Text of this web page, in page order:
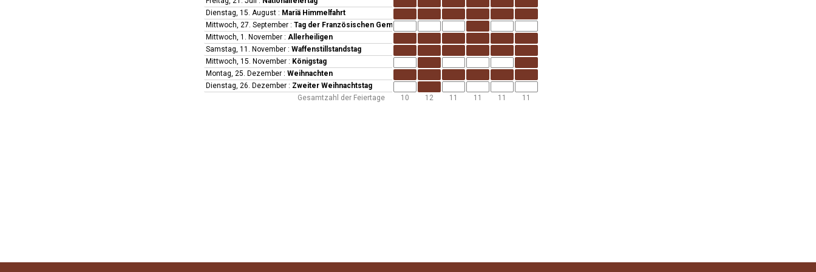
Dienstag, 15. August : Mariä Himmelfahrt
Mittwoch, 27. September : Tag der Französischen Gemeinschaft
Mittwoch, 1. November : Allerheiligen
Samstag, 11. November : Waffenstillstandstag
Mittwoch, 15. November : Königstag
Montag, 25. Dezember : Weihnachten
Dienstag, 26. Dezember : Zweiter Weihnachtstag
Gesamtzahl der Feiertage
10 12 11 11 11 11